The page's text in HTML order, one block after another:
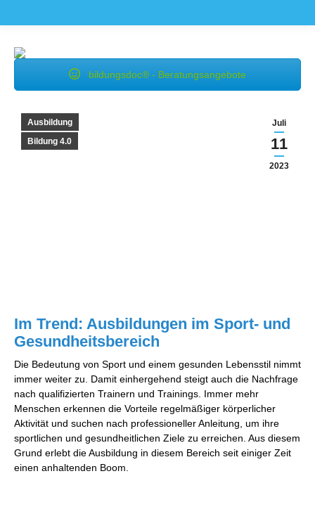
bildungsdoc® - Beratungsangebote
Juli
11
2023
Ausbildung
Bildung 4.0
Im Trend: Ausbildungen im Sport- und
Gesundheitsbereich
Die Bedeutung von Sport und einem gesunden Lebensstil nimmt
immer weiter zu. Damit einhergehend steigt auch die Nachfrage
nach qualifizierten Trainern und Trainings. Immer mehr
Menschen erkennen die Vorteile regelmäßiger körperlicher
Aktivität und suchen nach professioneller Anleitung, um ihre
sportlichen und gesundheitlichen Ziele zu erreichen. Aus diesem
Grund erlebt die Ausbildung in diesem Bereich seit einiger Zeit
einen anhaltenden Boom.